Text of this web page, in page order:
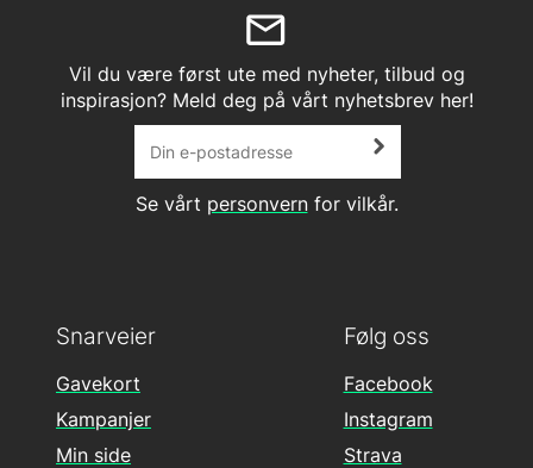
Vil du være først ute med nyheter, tilbud og
inspirasjon? Meld deg på vårt nyhetsbrev her!
Se vårt personvernfor vilkår.
Følg oss
Facebook
Instagram
Strava
Snarveier
Gavekort
Kampanjer
Min side